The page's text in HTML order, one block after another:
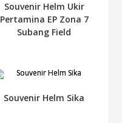
Souvenir Helm Ukir
Pertamina EP Zona 7
Subang Field
Souvenir Helm Sika